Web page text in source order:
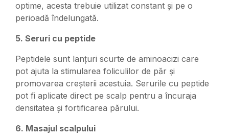
optime, acesta trebuie utilizat constant și pe o
perioadă îndelungată.
5. Seruri cu peptide
Peptidele sunt lanțuri scurte de aminoacizi care
pot ajuta la stimularea foliculilor de păr și
promovarea creșterii acestuia. Serurile cu peptide
pot fi aplicate direct pe scalp pentru a încuraja
densitatea și fortificarea părului.
6. Masajul scalpului